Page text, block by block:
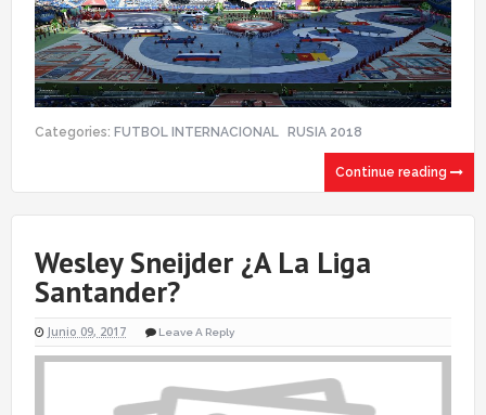
Categories: FUTBOL INTERNACIONAL RUSIA 2018
Continue reading
Wesley Sneijder ¿A La Liga
Santander?
Junio 09, 2017 Leave A Reply